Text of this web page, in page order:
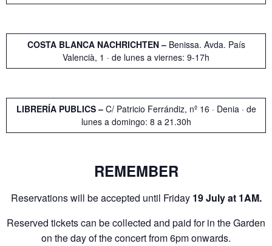
COSTA BLANCA NACHRICHTEN – Benissa. Avda. País
Valencià, 1 · de lunes a viernes: 9-17h
LIBRERÍA PUBLICS – C/ Patricio Ferrándiz, nº 16 · Denia · de
lunes a domingo: 8 a 21.30h
REMEMBER
Reservations will be accepted until Friday19 July at 1AM.
Reserved tickets can be collected and paid for in the Garden
on the day of the concert from 6pm onwards.